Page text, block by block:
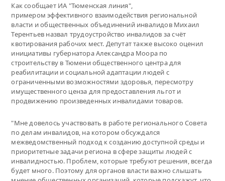
Как сообщает ИА "Тюменская линия",
примером эффективного взаимодействия региональной
власти и общественных объединений инвалидов Михаил
Терентьев назвал трудоустройство инвалидов за счёт
квотирования рабочих мест. Депутат также высоко оценил
инициативы губернатора Александра Моора по
строительству в Тюмени общественного центра для
реабилитации и социальной адаптации людей с
ограниченными возможностями здоровья, пересмотру
имущественного ценза для предоставления льгот и
продвижению произведенных инвалидами товаров.
"Мне довелось участвовать в работе регионального Совета
по делам инвалидов, на котором обсуждался
межведомственный подход к созданию доступной среды и
приоритетные задачи региона в сфере защиты людей с
инвалидностью. Проблем, которые требуют решения, всегда
будет много. Поэтому для органов власти важно слышать